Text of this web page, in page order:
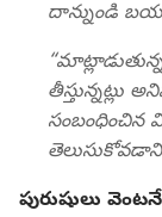
దాన్నుండి
తీస్తున్నట్లు
సంబంధించిన
పురుషులు